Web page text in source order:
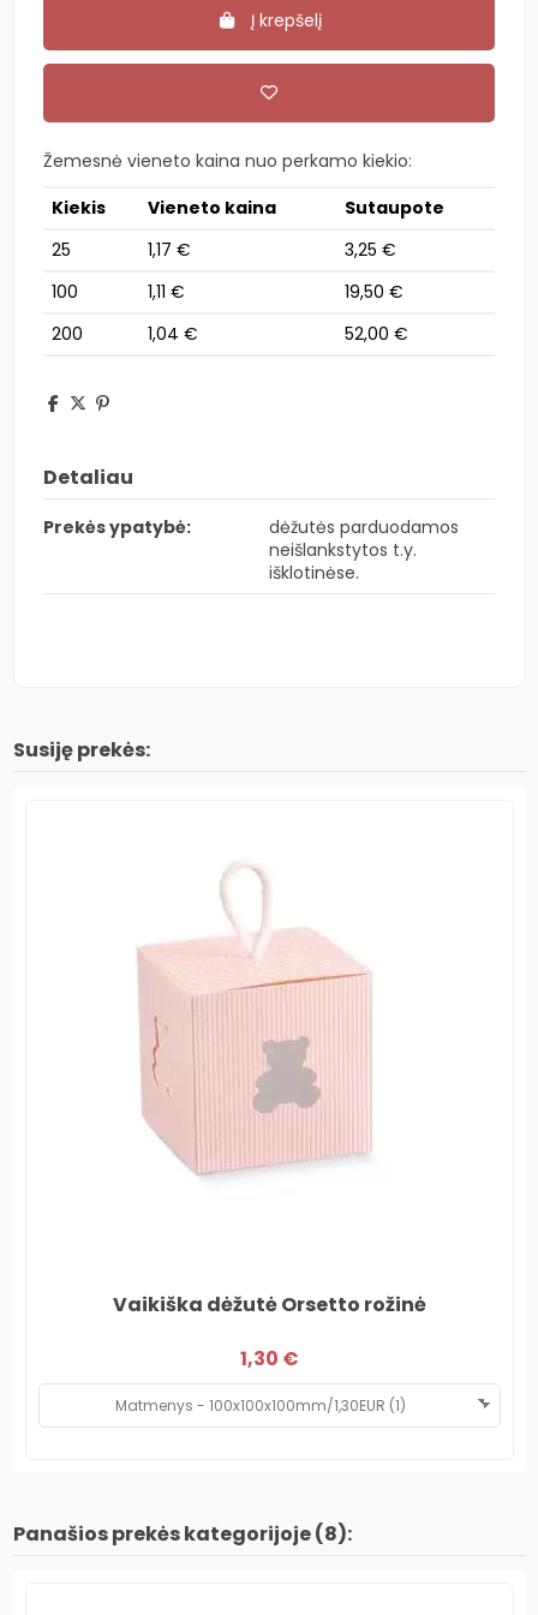
Į krepšelį
Žemesnė vieneto kaina nuo perkamo kiekio:
Kiekis
Vieneto kaina
Sutaupote
25
1,17 €
3,25 €
100
1,11 €
19,50 €
200
1,04 € 52,00 €
Detaliau
Prekės ypatybė:
dėžutės parduodamos
neišlankstytos t.y.
išklotinėse.
Susiję prekės:
Vaikiška dėžutė Orsetto rožinė
1,30 €
Panašios prekės kategorijoje (8):